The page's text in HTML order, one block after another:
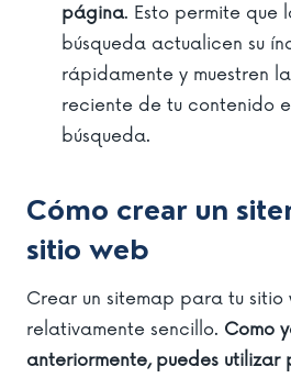
página. Esto permite que
búsqueda actualicen su
rápidamente y muestren
reciente de tu contenido
búsqueda.
Cómo crear un
sitio web
Crear un sitemap para tu sitio
relativamente sencillo. Como
anteriormente, puedes utilizar